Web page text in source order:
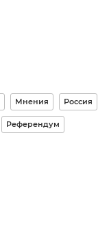
Мнения Россия
Референдум